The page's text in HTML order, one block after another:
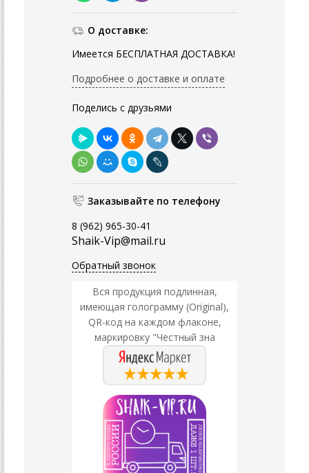
О доставке:
Имеется БЕСПЛАТНАЯ ДОСТАВКА!
Подробнее о доставке и оплате
Поделись с друзьями
Заказывайте по телефону
8 (962) 965-30-41
Shaik-Vip@mail.ru
Обратный звонок
Вся продукция подлинная,
имеющая голограмму (Original),
QR-код на каждом флаконе,
маркировку "Честный зна